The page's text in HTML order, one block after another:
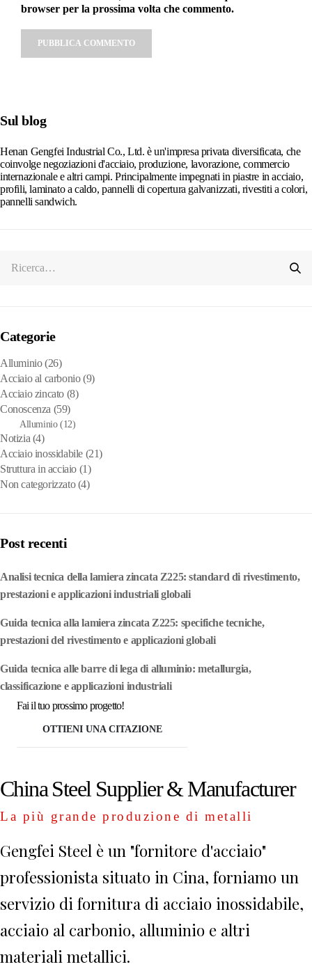
browser per la prossima volta che commento.
Sul blog
Henan Gengfei Industrial Co., Ltd. è un'impresa privata diversificata, che
coinvolge negoziazioni d'acciaio, produzione, lavorazione, commercio
internazionale e altri campi. Principalmente impegnati in piastre in acciaio,
profili, laminato a caldo, pannelli di copertura galvanizzati, rivestiti a colori,
pannelli sandwich.
Categorie
Alluminio(26)
Acciaio al carbonio(9)
Acciaio zincato (8)
Conoscenza (59)
Alluminio (12)
Notizia (4)
Acciaio inossidabile (21)
Struttura in acciaio (1)
Non categorizzato(4)
Post recenti
Analisi tecnica della lamiera zincata Z225: standard di rivestimento,
prestazioni e applicazioni industriali globali
Guida tecnica alla lamiera zincata Z225: specifiche tecniche,
prestazioni del rivestimento e applicazioni globali
Guida tecnica alle barre di lega di alluminio: metallurgia,
classificazione e applicazioni industriali
Fai il tuo prossimo progetto!
OTTIENI UNA CITAZIONE
China Steel Supplier & Manufacturer
La più grande produzione di metalli
Gengfei Steel è un "fornitore d'acciaio"
professionista situato in Cina, forniamo un
servizio di fornitura di acciaio inossidabile,
acciaio al carbonio, alluminio e altri
materiali metallici.